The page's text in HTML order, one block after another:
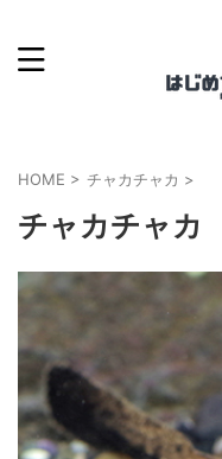
HOME > チャカチャカ >
チャカチャカ